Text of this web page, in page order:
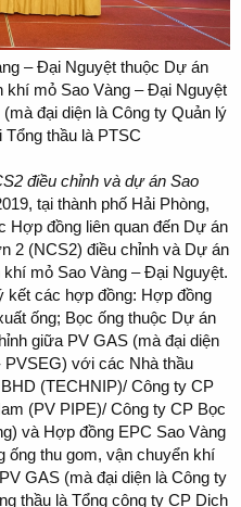
– Đại Nguyệt thuộc Dự án
mỏ Sao Vàng – Đại Nguyệt
đại diện là Công ty Quản lý
thầu là PTSC
điều chỉnh và dự án Sao
tại thành phố Hải Phòng,
Hợp đồng liên quan đến Dự án
2 (NCS2) điều chỉnh và Dự án
mỏ Sao Vàng – Đại Nguyệt.
kết các hợp đồng: Hợp đồng
ống; Bọc ống thuộc Dự án
giữa PV GAS (mà đại diện
với các Nhà thầu
(TECHNIP)/ Công ty CP
(PV PIPE)/ Công ty CP Bọc
và Hợp đồng EPC Sao Vàng
thu gom, vận chuyển khí
GAS (mà đại diện là Công ty
thầu là Tổng công ty CP Dịch